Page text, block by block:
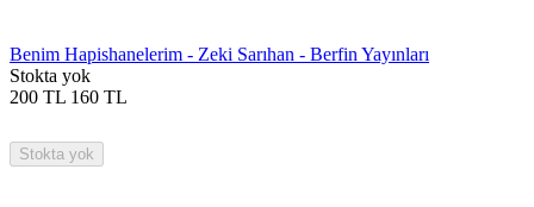
Benim Hapishanelerim - Zeki Sarıhan - Berfin Yayınları
Stokta yok
200 TL 160 TL
Stokta yok